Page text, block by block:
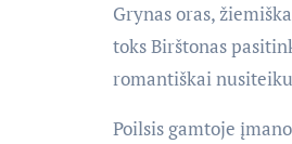
Grynas oras,
toks Birštonas
romantiškai
Poilsis gamtoje